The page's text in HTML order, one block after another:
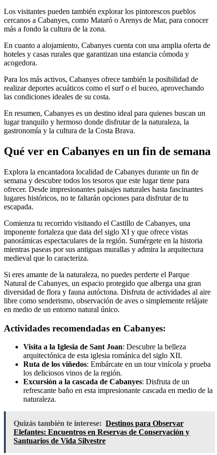
Los visitantes pueden también explorar los pintorescos pueblos
cercanos a Cabanyes, como Mataró o Arenys de Mar, para conocer
más a fondo la cultura de la zona.
En cuanto a alojamiento, Cabanyes cuenta con una amplia oferta de
hoteles y casas rurales que garantizan una estancia cómoda y
acogedora.
Para los más activos, Cabanyes ofrece también la posibilidad de
realizar deportes acuáticos como el surf o el buceo, aprovechando
las condiciones ideales de su costa.
En resumen, Cabanyes es un destino ideal para quienes buscan un
lugar tranquilo y hermoso donde disfrutar de la naturaleza, la
gastronomía y la cultura de la Costa Brava.
Qué ver en Cabanyes en un fin de semana
Explora la encantadora localidad de Cabanyes durante un fin de
semana y descubre todos los tesoros que este lugar tiene para
ofrecer. Desde impresionantes paisajes naturales hasta fascinantes
lugares históricos, no te faltarán opciones para disfrutar de tu
escapada.
Comienza tu recorrido visitando el Castillo de Cabanyes, una
imponente fortaleza que data del siglo XI y que ofrece vistas
panorámicas espectaculares de la región. Sumérgete en la historia
mientras paseas por sus antiguas murallas y admira la arquitectura
medieval que lo caracteriza.
Si eres amante de la naturaleza, no puedes perderte el Parque
Natural de Cabanyes, un espacio protegido que alberga una gran
diversidad de flora y fauna autóctona. Disfruta de actividades al aire
libre como senderismo, observación de aves o simplemente relájate
en medio de un entorno natural único.
Actividades recomendadas en Cabanyes:
Visita a la Iglesia de Sant Joan: Descubre la belleza
arquitectónica de esta iglesia románica del siglo XII.
Ruta de los viñedos: Embárcate en un tour vinícola y prueba
los deliciosos vinos de la región.
Excursión a la cascada de Cabanyes: Disfruta de un
refrescante baño en esta impresionante cascada en medio de la
naturaleza.
Quizás también te interese: Destinos para Observar
Elefantes: Encuentros en Reservas de Conservación y
Santuarios de Vida Silvestre